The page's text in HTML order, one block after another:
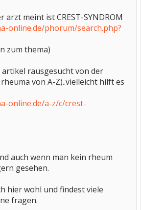
arzt meint ist CREST-SYNDROM
online.de/phorum/search.php?
zum thema)
rausgesucht von der
von A-Z)..vielleicht hilft es
online.de/a-z/c/crest-
auch wenn man kein rheum
gesehen.
hier wohl und findest viele
fragen.